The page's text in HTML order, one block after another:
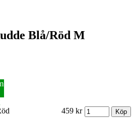
Blå/Röd M
459 kr